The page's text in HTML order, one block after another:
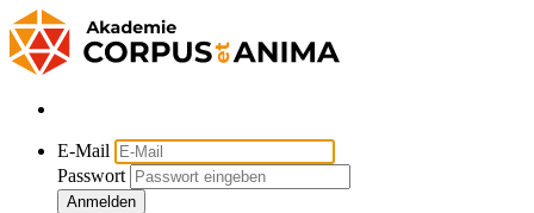
E-Mail
Passwort
Anmelden